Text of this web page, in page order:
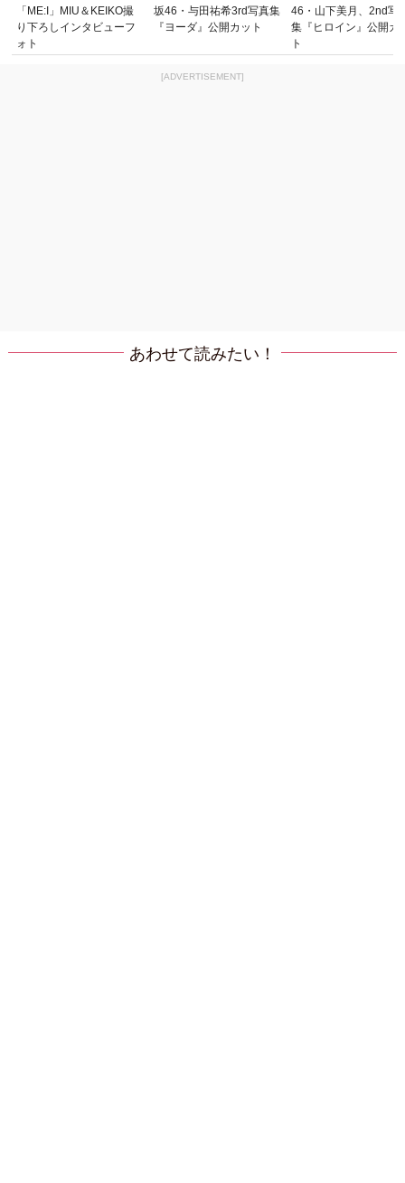
「ME:I」MIU＆KEIKO撮
り下ろしインタビューフ
ォト
坂46・与田祐希3rd写真集
『ヨーダ』公開カット
46・山下美月、2nd写
集『ヒロイン』公開カ
ト
[ADVERTISEMENT]
あわせて読みたい！